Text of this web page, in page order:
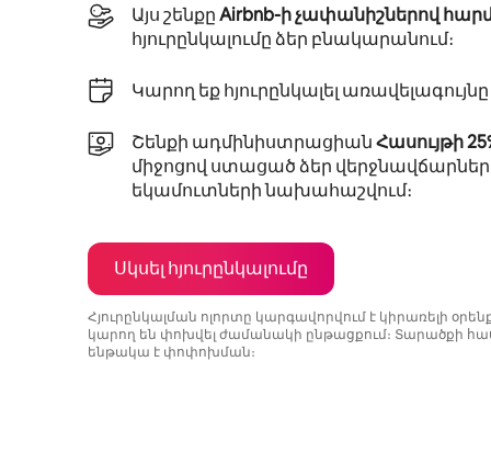
Այս շենքըAirbnb-ի չափանիշներով
հյուրընկալումը ձեր բնակարանում։
Կարող եք հյուրընկալել առավելագույնը
Շենքի ադմինիստրացիանՀասույթի
միջոցով ստացած ձեր
եկամուտների նախահաշվում։
Սկսել հյուրընկալումը
Հյուրընկալման ոլորտը կարգավորվում է կիրառելի
կարող են փոխվել ժամանակի ընթացքում։ Տարածքի
ենթակա է փոփոխման։